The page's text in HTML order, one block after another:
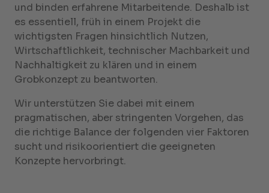
und binden erfahrene Mitarbeitende. Deshalb ist
es essentiell, früh in einem Projekt die
wichtigsten Fragen hinsichtlich Nutzen,
Wirtschaftlichkeit, technischer Machbarkeit und
Nachhaltigkeit zu klären und in einem
Grobkonzept zu beantworten.
Wir unterstützen Sie dabei mit einem
pragmatischen, aber stringenten Vorgehen, das
die richtige Balance der folgenden vier Faktoren
sucht und risikoorientiert die geeigneten
Konzepte hervorbringt.